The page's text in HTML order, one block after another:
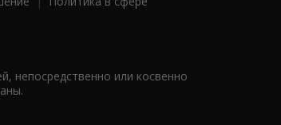
непосредственно или косвенно